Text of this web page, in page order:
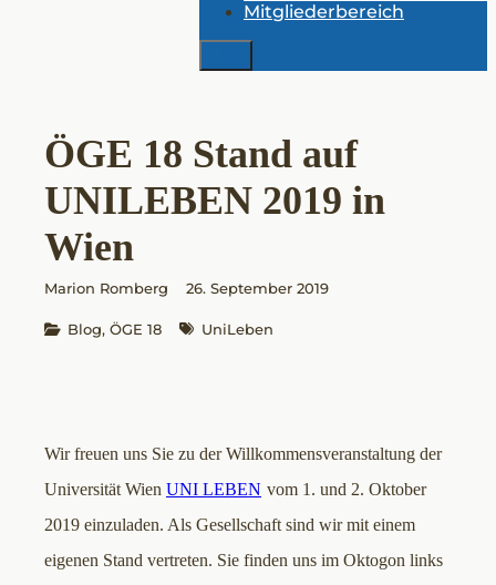
Mitgliederbereich
Suchen
ÖGE 18 Stand auf
UNILEBEN 2019 in
Wien
Marion Romberg 26. September 2019
Blog, ÖGE 18 UniLeben
Wir freuen uns Sie zu der Willkommensveranstaltung der
Universität Wien UNI LEBEN vom 1. und 2. Oktober
2019 einzuladen. Als Gesellschaft sind wir mit einem
eigenen Stand vertreten. Sie finden uns im Oktogon links